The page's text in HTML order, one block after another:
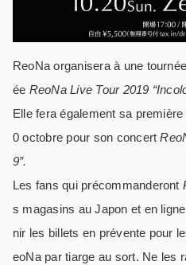
ReoNa organisera à une
ée ReoNa Live Tour 2019
Elle fera également sa
0 octobre pour son concert
9”.
Les fans qui précommanderont
s magasins au Japon et en
nir les billets en prévente pour
eoNa par tiarge au sort. Ne les